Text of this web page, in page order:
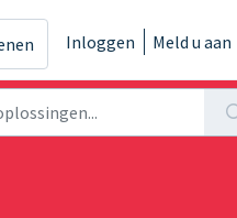
Inloggen Meld u aan